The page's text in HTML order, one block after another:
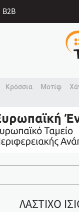
B2B
Κρόσσια Μοτίφ
ΛΑΣΤΙΧΟ